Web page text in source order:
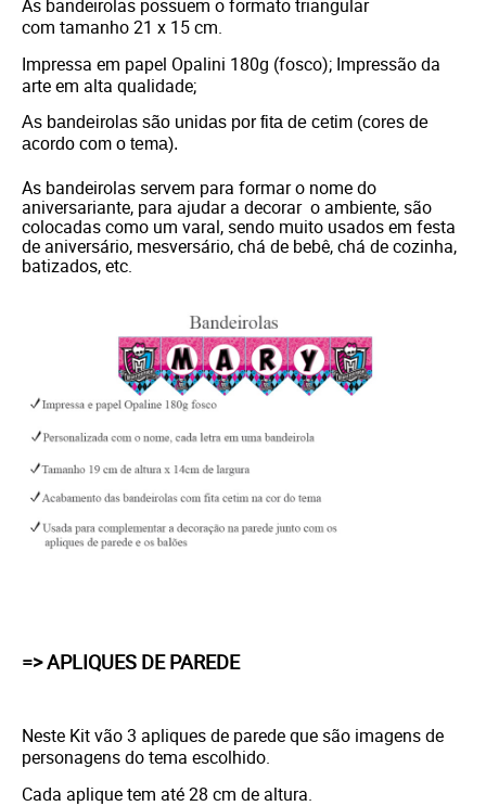
As bandeirolas possuem o formato triangular
com tamanho 21 x 15 cm.
Impressa em papel Opalini 180g (fosco); Impressão da
arte em alta qualidade;
As bandeirolas são unidas por fita de cetim (cores de
acordo com o tema).
As bandeirolas servem para formar o nome do
aniversariante, para ajudar a decorar o ambiente, são
colocadas como um varal, sendo muito usados em festa
de aniversário, mesversário, chá de bebê, chá de cozinha,
batizados, etc.
=> APLIQUES DE PAREDE
Neste Kit vão 3 apliques de parede que são imagens de
personagens do tema escolhido.
Cada aplique tem até 28 cm de altura.